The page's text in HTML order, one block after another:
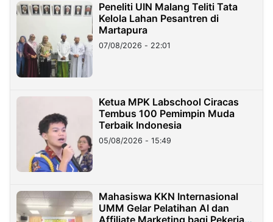
Peneliti UIN Malang Teliti Tata
Kelola Lahan Pesantren di
Martapura
07/08/2026 - 22:01
Ketua MPK Labschool Ciracas
Tembus 100 Pemimpin Muda
Terbaik Indonesia
05/08/2026 - 15:49
Mahasiswa KKN Internasional
UMM Gelar Pelatihan AI dan